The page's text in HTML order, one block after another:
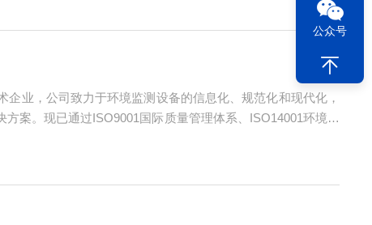
业，公司致力于环境监测设备的信息化、规范化和现代化，
案。现已通过ISO9001国际质量管理体系、ISO14001环境管
公众号